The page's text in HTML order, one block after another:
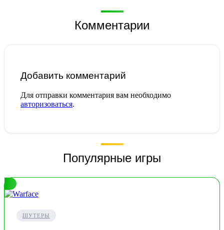
Комментарии
Добавить комментарий
Для отправки комментария вам необходимо
авторизоваться.
Популярные игры
ШУТЕРЫ